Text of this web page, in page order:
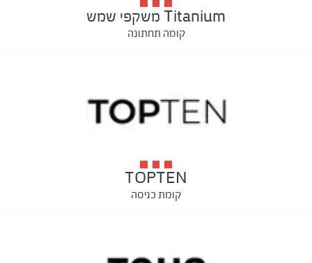
Titanium משקפי שמש
קומה תחתונה
TOPTEN
קומת כניסה